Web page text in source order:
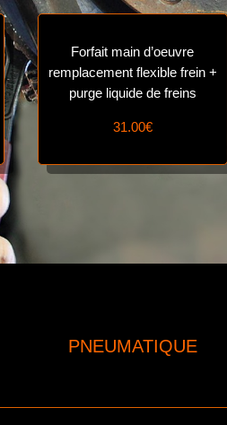
Forfait main d’oeuvre
remplacement flexible frein +
purge liquide de freins
31.00€
PNEUMATIQUE